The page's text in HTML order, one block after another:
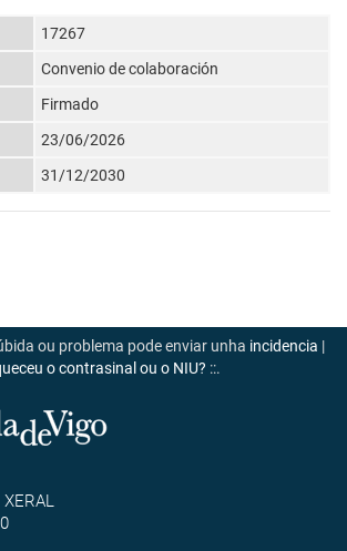
17267
Convenio de colaboración
Firmado
23/06/2026
31/12/2030
ou problema pode enviar unha incidencia |
o contrasinal ou o NIU? ::.